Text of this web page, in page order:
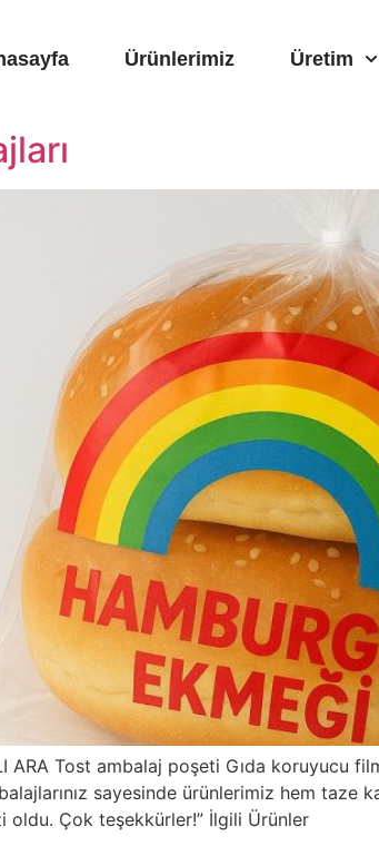
Ürünlerimiz Üretim
ARA Tost ambalaj poşeti Gıda koruyucu
sayesinde ürünlerimiz hem taze
oldu. Çok teşekkürler!” İlgili Ürünler